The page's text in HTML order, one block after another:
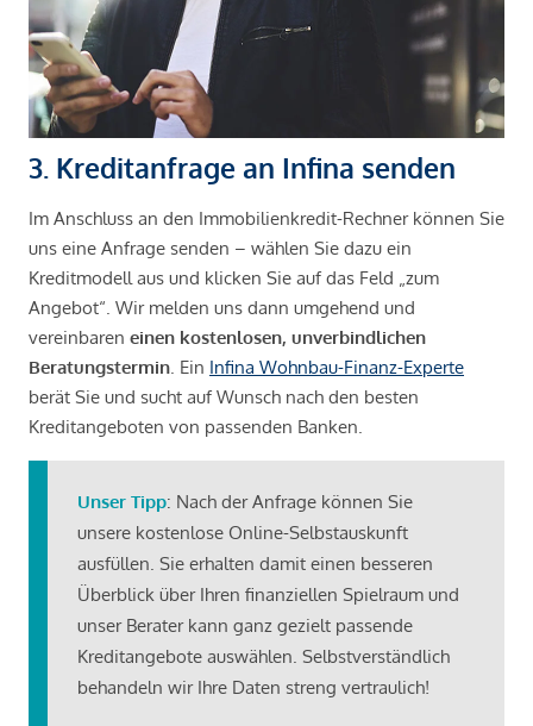
3. Kreditanfrage an Infina senden
Im Anschluss an den Immobilienkredit-Rechner können Sie
uns eine Anfrage senden – wählen Sie dazu ein
Kreditmodell aus und klicken Sie auf das Feld „zum
Angebot“. Wir melden uns dann umgehend und
vereinbaren einen kostenlosen, unverbindlichen
Beratungstermin . Ein Infina Wohnbau-Finanz-Experte
berät Sie und sucht auf Wunsch nach den besten
Kreditangeboten von passenden Banken.
Unser Tipp: Nach der Anfrage können Sie
unsere kostenlose Online-Selbstauskunft
ausfüllen. Sie erhalten damit einen besseren
Überblick über Ihren finanziellen Spielraum und
unser Berater kann ganz gezielt passende
Kreditangebote auswählen. Selbstverständlich
behandeln wir Ihre Daten streng vertraulich!